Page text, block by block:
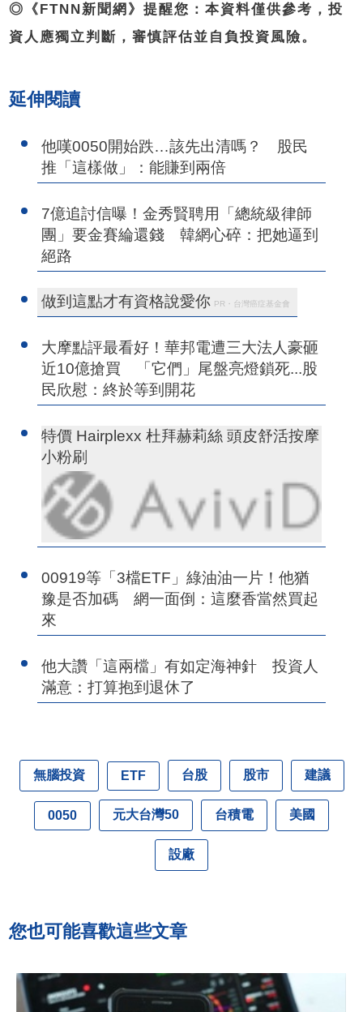
◎《FTNN新聞網》提醒您：本資料僅供參考，投
資人應獨立判斷，審慎評估並自負投資風險。
延伸閱讀
他嘆0050開始跌…該先出清嗎？ 股民
推「這樣做」：能賺到兩倍
7億追討信曝！金秀賢聘用「總統級律師
團」要金賽綸還錢 韓網心碎：把她逼到
絕路
做到這點才有資格說愛你 PR・台灣癌症基金會
大摩點評最看好！華邦電遭三大法人豪砸
近10億搶買 「它們」尾盤亮燈鎖死...股
民欣慰：終於等到開花
特價 Hairplexx 杜拜赫莉絲 頭皮舒活按摩
小粉刷
00919等「3檔ETF」綠油油一片！他猶
豫是否加碼 網一面倒：這麼香當然買起
來
他大讚「這兩檔」有如定海神針 投資人
滿意：打算抱到退休了
無腦投資 ETF 台股 股市 建議
0050 元大台灣50 台積電 美國
設廠
您也可能喜歡這些文章